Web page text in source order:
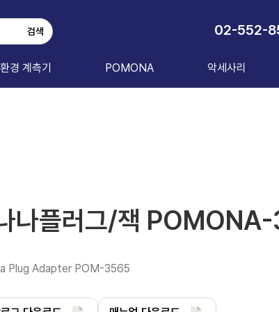
02-552-
경 계측기 POMONA 악세사리
나플러그/잭
Plug Adapter POM-3565